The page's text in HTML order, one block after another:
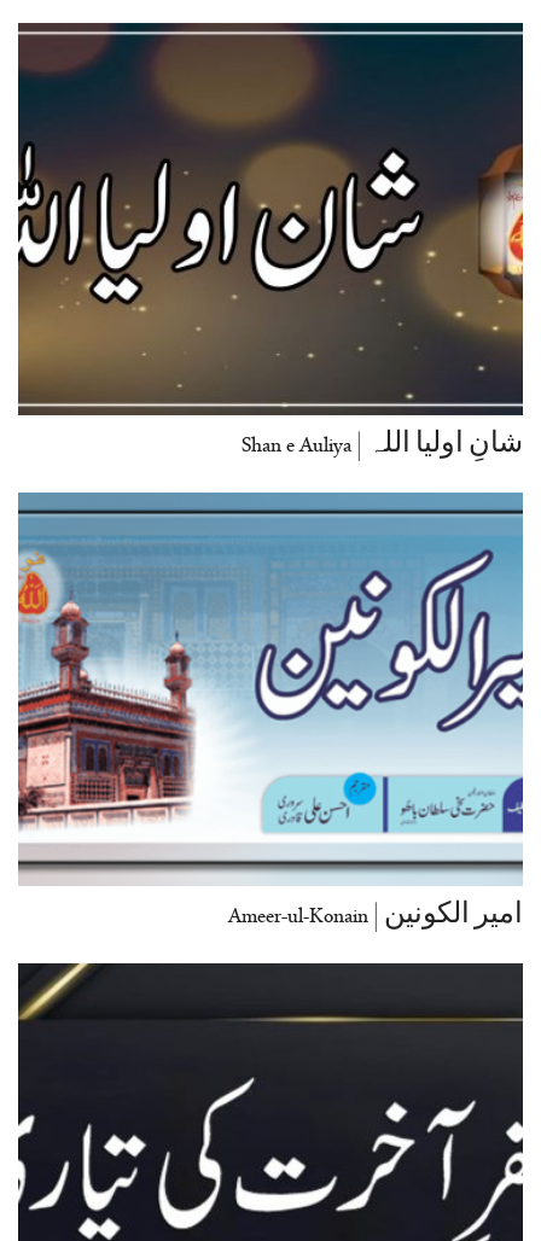
شانِ اولیا اللہ | Shan e Auliya
امیر الکونین | Ameer-ul-Konain